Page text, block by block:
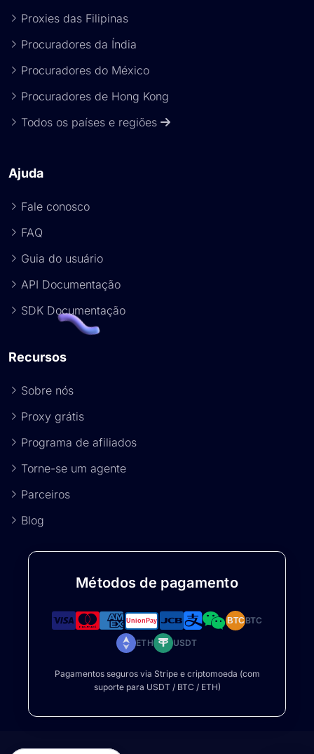
Proxies das Filipinas
Procuradores da Índia
Procuradores do México
Procuradores de Hong Kong
Todos os países e regiões
Ajuda
Fale conosco
FAQ
Guia do usuário
API Documentação
SDK Documentação
Recursos
Sobre nós
Proxy grátis
Programa de afiliados
Torne-se um agente
Parceiros
Blog
Métodos de pagamento
BTCBTC
ETH USDT
Pagamentos seguros via Stripe e criptomoeda (com
suporte para USDT / BTC / ETH)